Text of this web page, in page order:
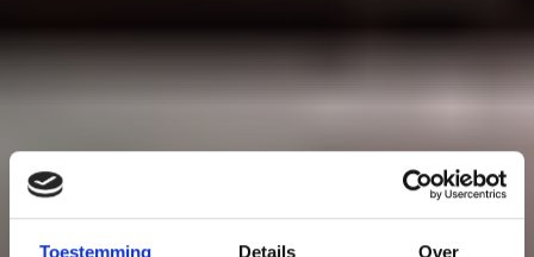
Toestemming Details Over